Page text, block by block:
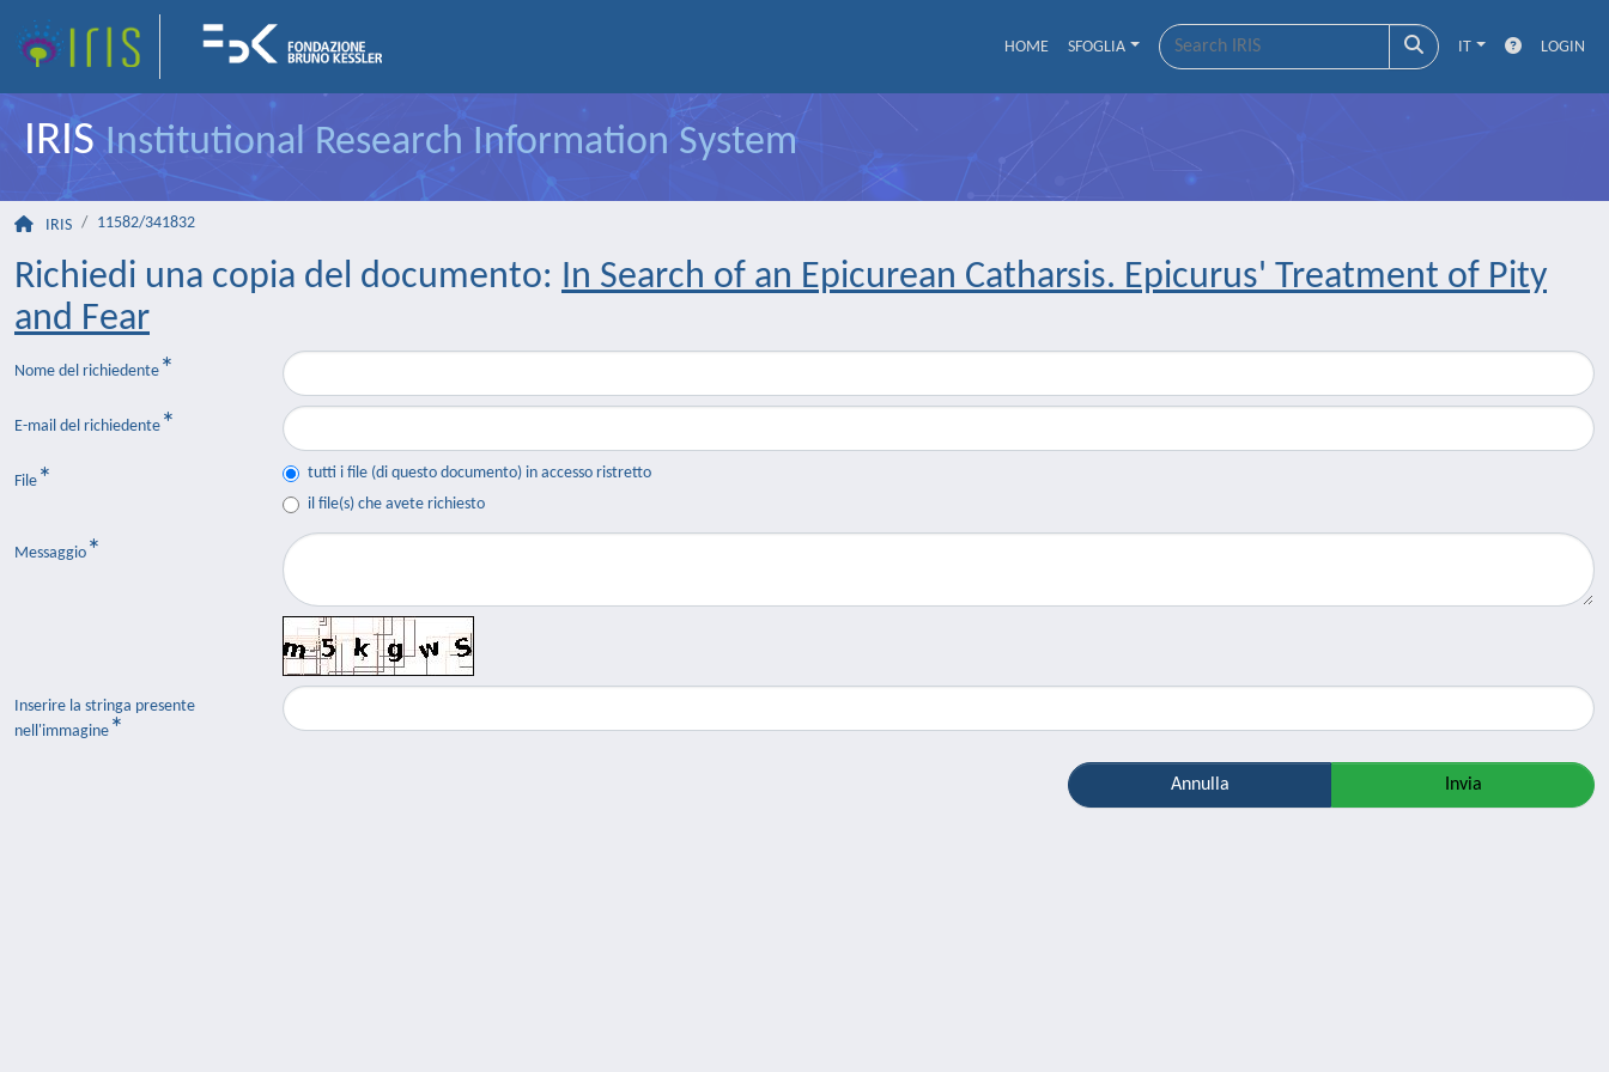
HOME SFOGLIA IT LOGIN
IRISInstitutional Research Information System
IRIS 11582/341832
Richiedi una copia del documento: In Search of an Epicurean Catharsis. Epicurus' Treatment of Pity
and Fear
Nome del richiedente
E-mail del richiedente
File
tutti i file (di questo documento) in accesso ristretto
il file(s) che avete richiesto
Messaggio
Inserire la stringa presente
nell'immagine
Annulla Invia